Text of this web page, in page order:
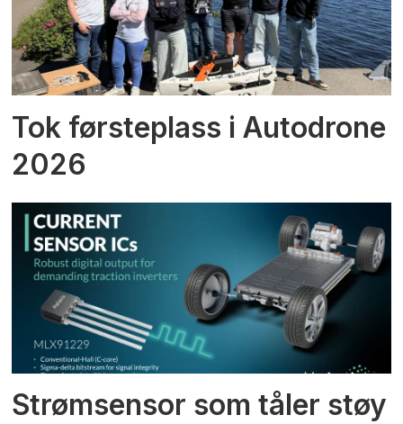
Tok førsteplass i Autodrone
2026
Strømsensor som tåler støy